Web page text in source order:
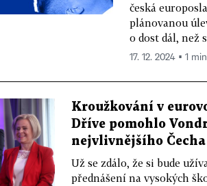
česká
plánovanou
o dost dál, než
17. 12. 2024 ▪ 1
Kroužkování v
Dříve pomohlo
nejvlivnějšího
Už se zdálo, že si bude
přednášení na vysokých